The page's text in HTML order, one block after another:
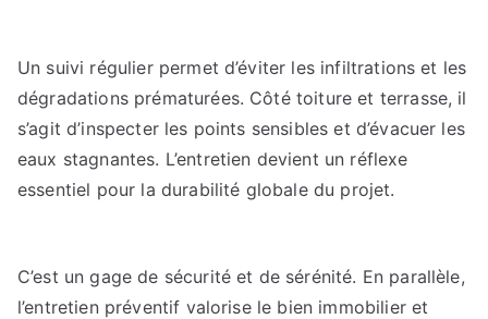
Un suivi régulier permet d’éviter les infiltrations et les
dégradations prématurées. Côté toiture et terrasse, il
s’agit d’inspecter les points sensibles et d’évacuer les
eaux stagnantes. L’entretien devient un réflexe
essentiel pour la durabilité globale du projet.
C’est un gage de sécurité et de sérénité. En parallèle,
l’entretien préventif valorise le bien immobilier et